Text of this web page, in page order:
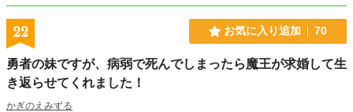
22 お気に入り追加 70
勇者の妹ですが、病弱で死んでしまったら魔王が求婚して生
き返らせてくれました！
かぎのえみずる